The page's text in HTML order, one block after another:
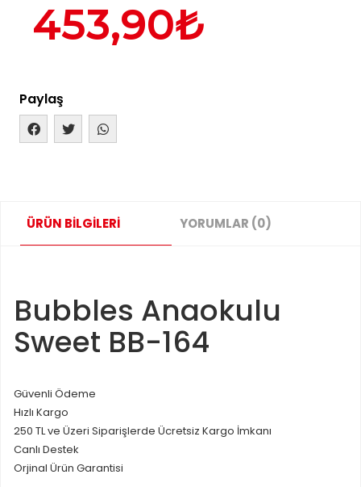
453,90₺
Paylaş
ÜRÜN BİLGİLERİ YORUMLAR (0)
Bubbles Anaokulu
Sweet BB-164
Güvenli Ödeme
Hızlı Kargo
250 TL ve Üzeri Siparişlerde Ücretsiz Kargo İmkanı
Canlı Destek
Orjinal Ürün Garantisi